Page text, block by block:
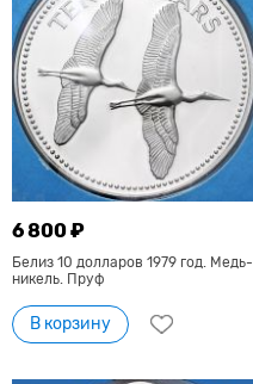
6 800 ₽
Белиз 10 долларов 1979 год. Медь-
никель. Пруф
В корзину